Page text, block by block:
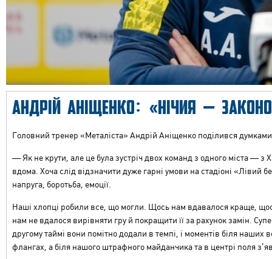
АНДРІЙ АНІЩЕНКО: «НІЧИЯ —
Головний тренер «Металіста» Андрій Аніщенко поділився
— Як не крути, але це була зустріч двох команд з одного міста — з
вдома. Хоча слід відзначити дуже гарні умови на стадіоні
напруга, боротьба, емоції.
Наші хлопці робили все, що могли. Щось нам вдавалося краще,
нам не вдалося вирівняти гру й покращити її за рахунок замін.
другому таймі вони помітно додали в темпі, і моментів біля наших
флангах, а біля нашого штрафного майданчика та в центрі поля